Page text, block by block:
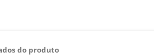
do produto